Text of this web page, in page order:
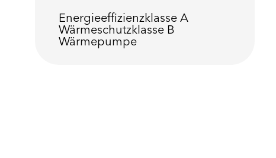
Energieeffizienzklasse A
Wärmeschutzklasse B
Wärmepumpe